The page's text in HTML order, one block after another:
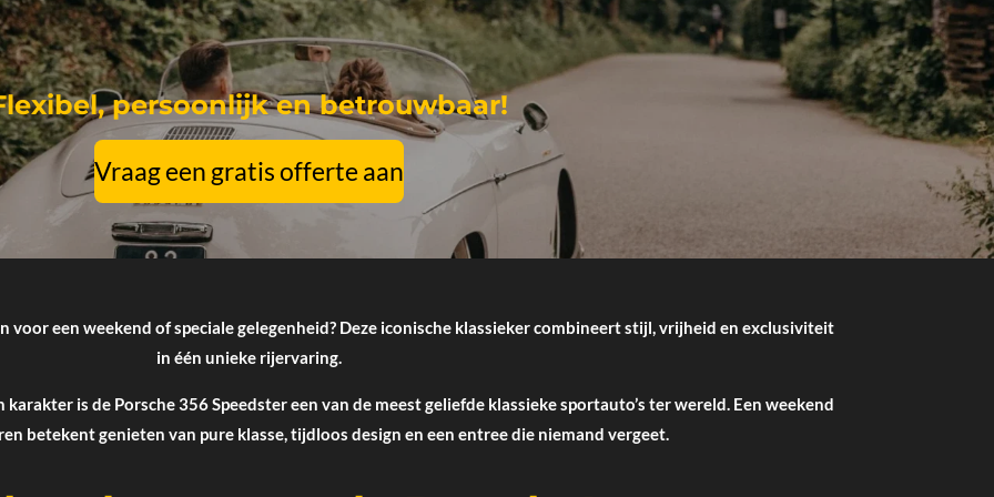
persoonlijk en betrouwbaar!
Vraag een gratis offerte aan
voor een weekend of speciale gelegenheid? Deze iconische klassieker combineert stijl, vrijheid en exclusiviteit
in één unieke rijervaring.
is de Porsche 356 Speedster een van de meest geliefde klassieke sportauto’s ter wereld. Een weekend
betekent genieten van pure klasse, tijdloos design en een entree die niemand vergeet.